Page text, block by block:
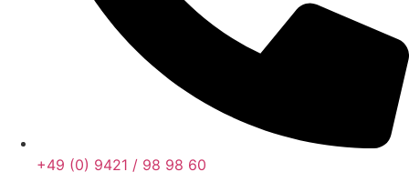
+49 (0) 9421 / 98 98 60